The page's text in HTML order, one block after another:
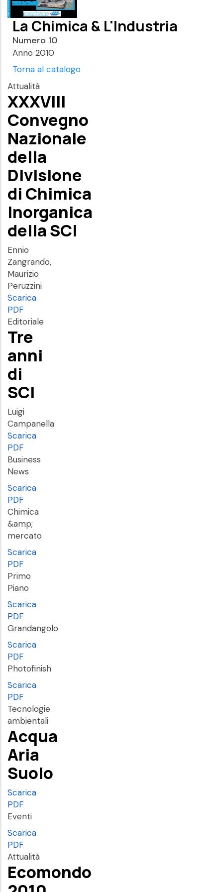
La Chimica & L'Industria
Numero 10
Anno 2010
Torna al catalogo
Attualità
XXXVIII
Convegno
Nazionale
della
Divisione
di Chimica
Inorganica
della SCI
Ennio
Zangrando,
Maurizio
Peruzzini
Scarica
PDF
Editoriale
Tre
anni
di
SCI
Luigi
Campanella
Scarica
PDF
Business
News
Scarica
PDF
Chimica
&amp;
mercato
Scarica
PDF
Primo
Piano
Scarica
PDF
Grandangolo
Scarica
PDF
Photofinish
Scarica
PDF
Tecnologie
ambientali
Acqua
Aria
Suolo
Scarica
PDF
Eventi
Scarica
PDF
Attualità
Ecomondo